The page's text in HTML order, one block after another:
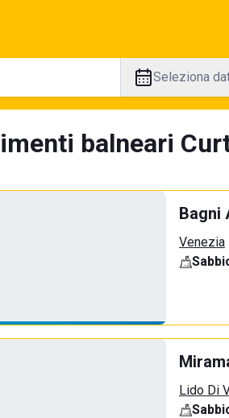
Seleziona
balneari
Bagni
Venezia
Lido Di